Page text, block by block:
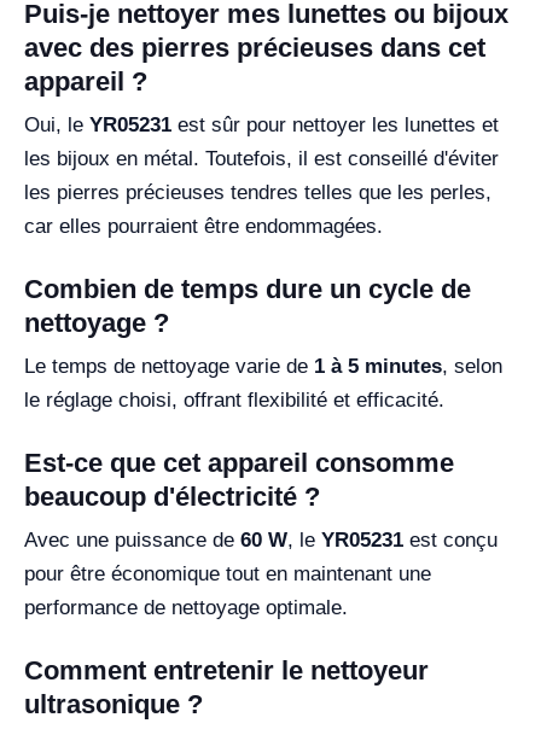
Puis-je nettoyer mes lunettes ou bijoux
avec des pierres précieuses dans cet
appareil ?
Oui, le YR05231 est sûr pour nettoyer les lunettes et
les bijoux en métal. Toutefois, il est conseillé d'éviter
les pierres précieuses tendres telles que les perles,
car elles pourraient être endommagées.
Combien de temps dure un cycle de
nettoyage ?
Le temps de nettoyage varie de 1 à 5 minutes, selon
le réglage choisi, offrant flexibilité et efficacité.
Est-ce que cet appareil consomme
beaucoup d'électricité ?
Avec une puissance de 60 W, le YR05231 est conçu
pour être économique tout en maintenant une
performance de nettoyage optimale.
Comment entretenir le nettoyeur
ultrasonique ?